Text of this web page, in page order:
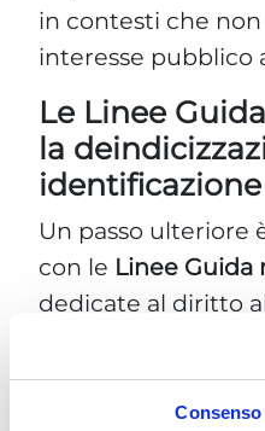
in contesti che
interesse pubblico
Le Linee
la
Un passo ulteriore
con le Linee Guida
dedicate al diritto
chiarisce che la
essere richiesta